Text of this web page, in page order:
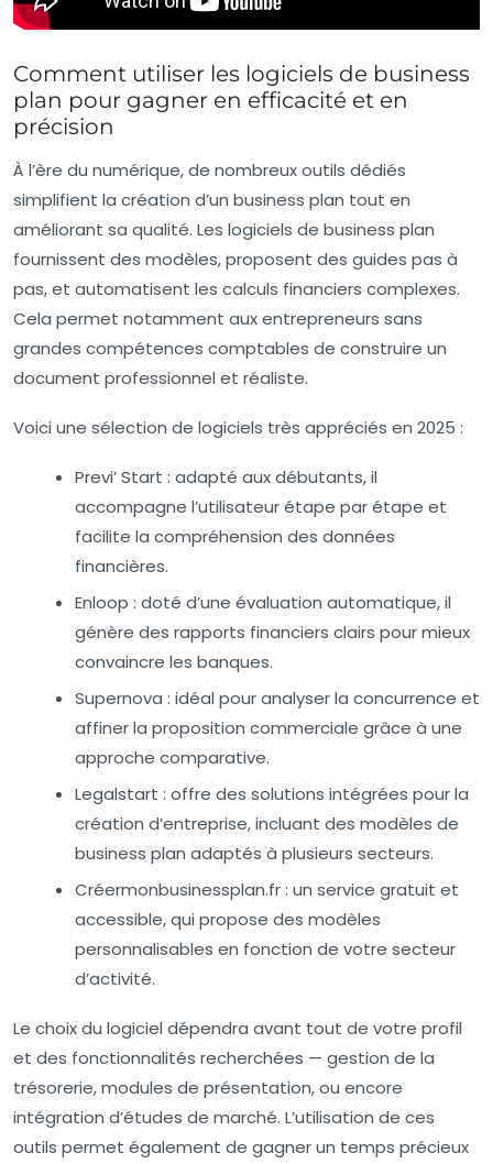
Comment utiliser les logiciels de business
plan pour gagner en efficacité et en
précision
À l’ère du numérique, de nombreux outils dédiés
simplifient la création d’un business plan tout en
améliorant sa qualité. Les logiciels de business plan
fournissent des modèles, proposent des guides pas à
pas, et automatisent les calculs financiers complexes.
Cela permet notamment aux entrepreneurs sans
grandes compétences comptables de construire un
document professionnel et réaliste.
Voici une sélection de logiciels très appréciés en 2025 :
Previ’ Start : adapté aux débutants, il
accompagne l’utilisateur étape par étape et
facilite la compréhension des données
financières.
Enloop : doté d’une évaluation automatique, il
génère des rapports financiers clairs pour mieux
convaincre les banques.
Supernova : idéal pour analyser la concurrence et
affiner la proposition commerciale grâce à une
approche comparative.
Legalstart : offre des solutions intégrées pour la
création d’entreprise, incluant des modèles de
business plan adaptés à plusieurs secteurs.
Créermonbusinessplan.fr : un service gratuit et
accessible, qui propose des modèles
personnalisables en fonction de votre secteur
d’activité.
Le choix du logiciel dépendra avant tout de votre profil
et des fonctionnalités recherchées — gestion de la
trésorerie, modules de présentation, ou encore
intégration d’études de marché. L’utilisation de ces
outils permet également de gagner un temps précieux